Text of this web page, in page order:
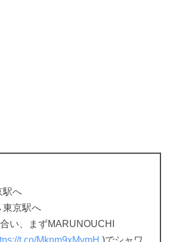
駅へ
東京駅へ
い、まずMARUNOUCHI
t.co/Mknm9xMvmH )でシャワ